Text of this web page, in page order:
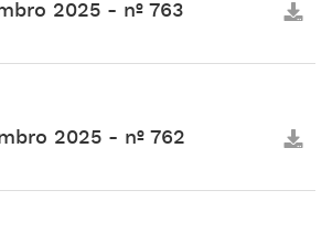
2025 - nº 763
2025 - nº 762